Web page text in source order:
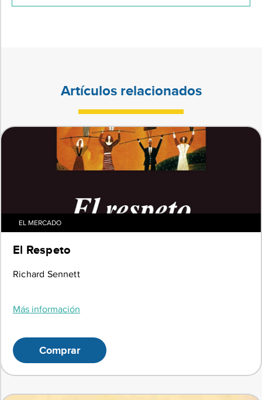
Artículos relacionados
EL MERCADO
El Respeto
Richard Sennett
Más información
Comprar